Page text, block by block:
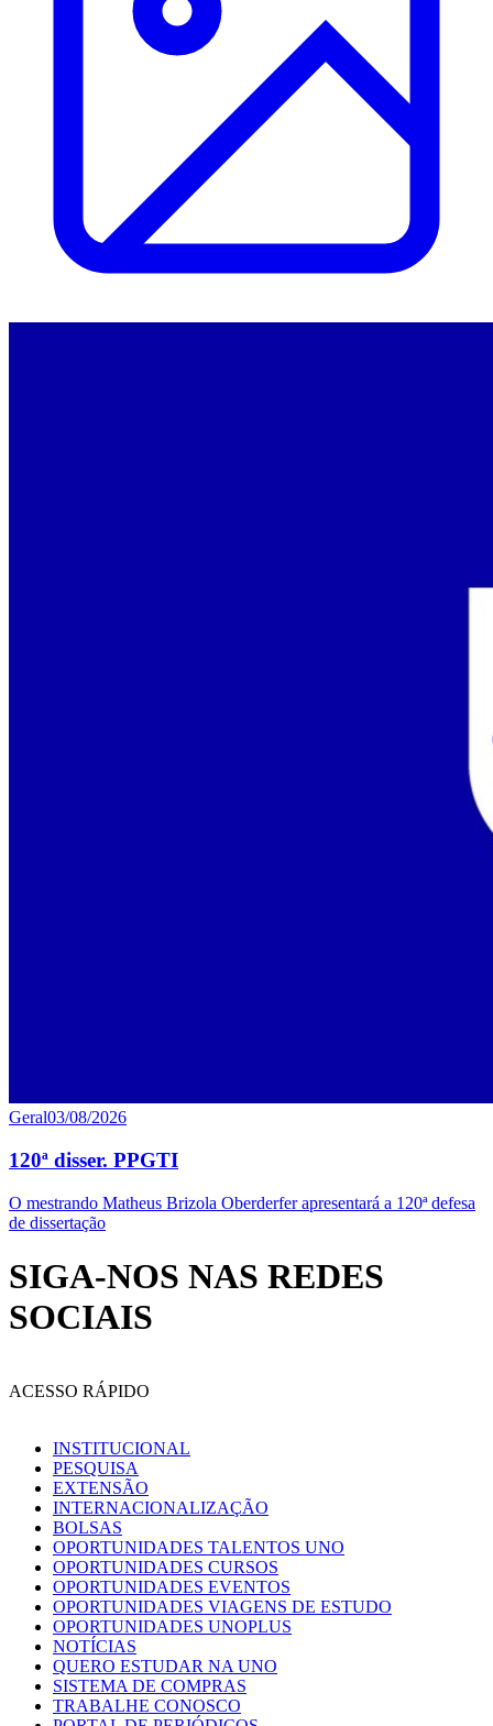
Geral03/08/2026
120ª disser. PPGTI
O mestrando Matheus Brizola Oberderfer apresentará a 120ª defesa
de dissertação
SIGA-NOS NAS REDES
SOCIAIS
ACESSO RÁPIDO
INSTITUCIONAL
PESQUISA
EXTENSÃO
INTERNACIONALIZAÇÃO
BOLSAS
OPORTUNIDADES TALENTOS UNO
OPORTUNIDADES CURSOS
OPORTUNIDADES EVENTOS
OPORTUNIDADES VIAGENS DE ESTUDO
OPORTUNIDADES UNOPLUS
NOTÍCIAS
QUERO ESTUDAR NA UNO
SISTEMA DE COMPRAS
TRABALHE CONOSCO